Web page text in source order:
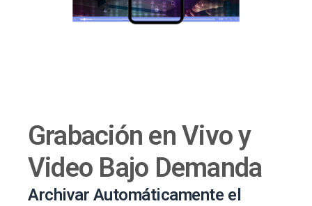
Grabación en Vivo y
Video Bajo Demanda
Archivar Automáticamente el